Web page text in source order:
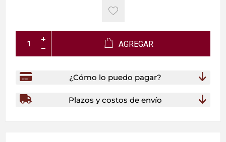
AGREGAR
¿Cómo lo puedo pagar?
Plazos y costos de envío